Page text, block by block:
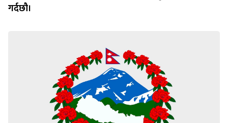
गर्दछौ।